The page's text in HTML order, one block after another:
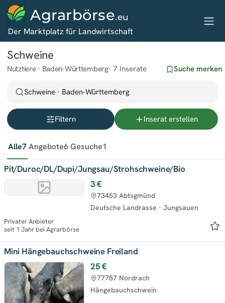
Agrarbörse.eu
Der Marktplatz für Landwirtschaft
Schweine
Nutztiere · Baden-Württemberg 7 Inserate Suche merken
Schweine · Baden-Württemberg
Filtern Inserat erstellen
Alle7Angebote6Gesuche1
Pit/Duroc/DL/Dupi/Jungsau/Strohschweine/Bio
3 €
Deutsche Landrasse · Jungsauen
73453 Abtsgmünd
Privater Anbieter
seit 1 Jahr bei Agrarbörse
Mini Hängebauchschweine Freiland
25 €
Hängebauchschwein
77787 Nordrach